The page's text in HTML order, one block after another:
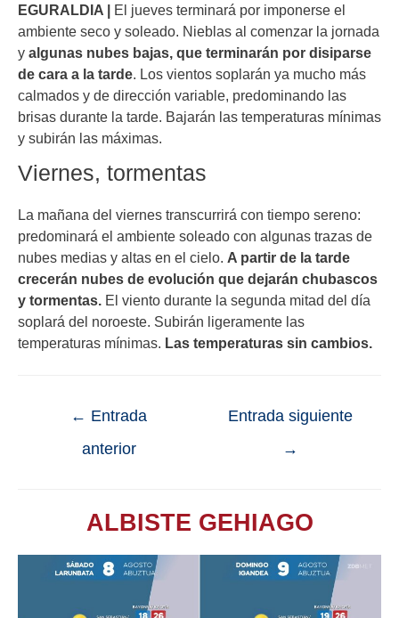
EGURALDIA | El jueves terminará por imponerse el
ambiente seco y soleado. Nieblas al comenzar la jornada
y algunas nubes bajas, que terminarán por disiparse
de cara a la tarde . Los vientos soplarán ya mucho más
calmados y de dirección variable, predominando las
brisas durante la tarde. Bajarán las temperaturas mínimas
y subirán las máximas.
Viernes, tormentas
La mañana del viernes transcurrirá con tiempo sereno:
predominará el ambiente soleado con algunas trazas de
nubes medias y altas en el cielo. A partir de la tarde
crecerán nubes de evolución que dejarán chubascos
y tormentas. El viento durante la segunda mitad del día
soplará del noroeste. Subirán ligeramente las
temperaturas mínimas. Las temperaturas sin cambios.
← Entrada
anterior
Entrada siguiente
→
ALBISTE GEHIAGO